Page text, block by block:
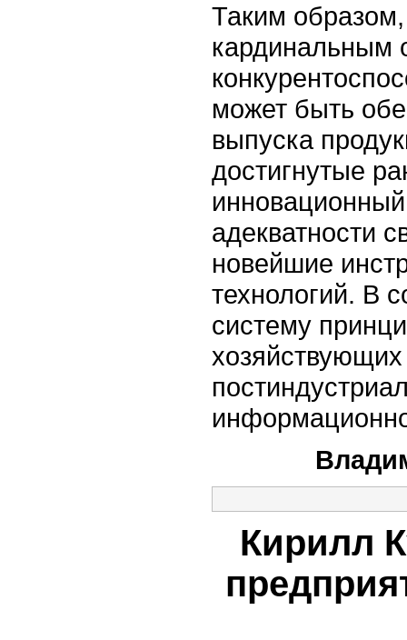
Таким
кардинальным
может быть
выпуска
достигнутые
адекватности
новейшие
технологий. В
систему
Кирилл